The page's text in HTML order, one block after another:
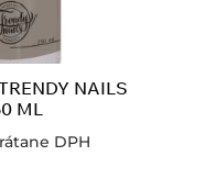
NAILS
ML
DPH